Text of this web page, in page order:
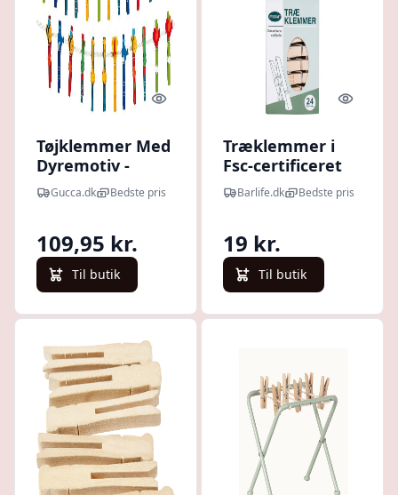
Quick look
Tøjklemmer Med
Dyremotiv -
Overraskelse - 6
Stk. - Small Foot
Gucca.dk Bedste pris
109,95 kr.
Til butik
Quick
Træklemmer i
Fsc-certificeret
Træ | Cc Hansen
Barlife.dk Bedste pris
19 kr.
Til butik